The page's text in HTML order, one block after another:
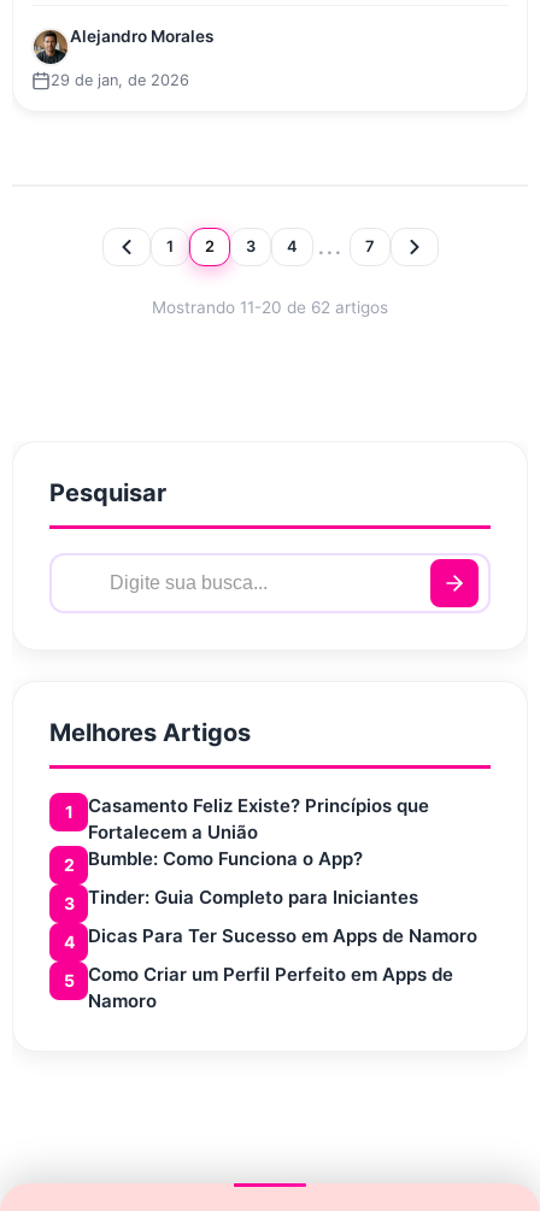
Alejandro Morales
29 de jan, de 2026
1 2 3 4 ... 7
Mostrando 11-20 de 62 artigos
Pesquisar
Melhores Artigos
1
Casamento Feliz Existe? Princípios que
Fortalecem a União
2 Bumble: Como Funciona o App?
3 Tinder: Guia Completo para Iniciantes
4 Dicas Para Ter Sucesso em Apps de Namoro
5
Como Criar um Perfil Perfeito em Apps de
Namoro